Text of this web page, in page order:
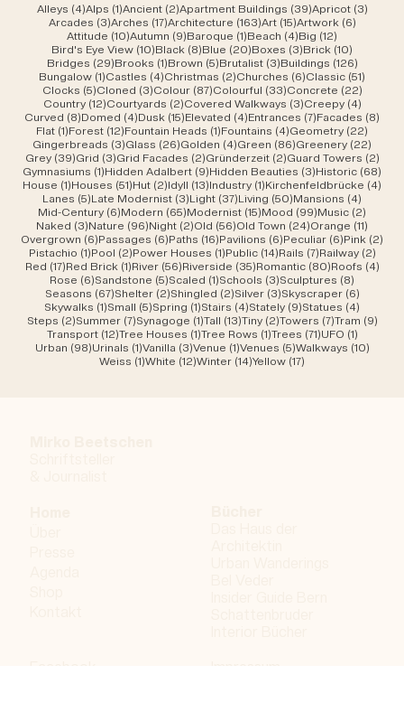
Alleys (4)4 Beiträge
Alps (1)1 Beitrag
Ancient (2)2 Beiträge
Apartment Buildings (39)39 Beiträge
Apricot (3)3
Arcades (3)3 Beiträge
Arches (17)17 Beiträge
Architecture (163)163 Beiträge
Art (15)15 Beiträge
Artwork (6)6
Attitude (10)10 Beiträge
Autumn (9)9 Beiträge
Baroque (1)1 Beitrag
Beach (4)4 Beiträge
Big (12)
Bird's Eye View (10)10 Beiträge
Black (8)8 Beiträge
Blue (20)20 Beiträge
Boxes (3)3 Beiträge
Brick (10)
Bridges (29)29 Beiträge
Brooks (1)1 Beitrag
Brown (5)5 Beiträge
Brutalist (3)3 Beiträge
Buildings (126)126
Bungalow (1)1 Beitrag
Castles (4)4 Beiträge
Christmas (2)2 Beiträge
Churches (6)6 Beiträge
Classic (51)
Clocks (5)5 Beiträge
Cloned (3)3 Beiträge
Colour (87)87 Beiträge
Colourful (33)33 Beiträge
Concrete (22)22
Country (12)12 Beiträge
Courtyards (2)2 Beiträge
Covered Walkways (3)3 Beiträge
Creepy (4)4
Curved (8)8 Beiträge
Domed (4)4 Beiträge
Dusk (15)15 Beiträge
Elevated (4)4 Beiträge
Entrances (7)7 Beiträge
Facades (8)
Flat (1)1 Beitrag
Forest (12)12 Beiträge
Fountain Heads (1)1 Beitrag
Fountains (4)4 Beiträge
Geometry (22)
Gingerbreads (3)3 Beiträge
Glass (26)26 Beiträge
Golden (4)4 Beiträge
Green (86)86 Beiträge
Greenery (22)
Grey (39)39 Beiträge
Grid (3)3 Beiträge
Grid Facades (2)2 Beiträge
Gründerzeit (2)2 Beiträge
Guard Towers (2)2
Gymnasiums (1)1 Beitrag
Hidden Adalbert (9)9 Beiträge
Hidden Beauties (3)3 Beiträge
Historic (68)
House (1)1 Beitrag
Houses (51)51 Beiträge
Hut (2)2 Beiträge
Idyll (13)13 Beiträge
Industry (1)1 Beitrag
Kirchenfeldbrücke (4)
Lanes (5)5 Beiträge
Late Modernist (3)3 Beiträge
Light (37)37 Beiträge
Living (50)50 Beiträge
Mansions (4)
Mid-Century (6)6 Beiträge
Modern (65)65 Beiträge
Modernist (15)15 Beiträge
Mood (99)99 Beiträge
Music (2)
Naked (3)3 Beiträge
Nature (96)96 Beiträge
Night (2)2 Beiträge
Old (56)56 Beiträge
Old Town (24)24 Beiträge
Orange (11)
Overgrown (6)6 Beiträge
Passages (6)6 Beiträge
Paths (16)16 Beiträge
Pavilions (6)6 Beiträge
Peculiar (6)6 Beiträge
Pink (2)
Pistachio (1)1 Beitrag
Pool (2)2 Beiträge
Power Houses (1)1 Beitrag
Public (14)14 Beiträge
Rails (7)7 Beiträge
Railway (2)2
Red (17)17 Beiträge
Red Brick (1)1 Beitrag
River (56)56 Beiträge
Riverside (35)35 Beiträge
Romantic (80)80 Beiträge
Roofs (4)4
Rose (6)6 Beiträge
Sandstone (5)5 Beiträge
Scaled (1)1 Beitrag
Schools (3)3 Beiträge
Sculptures (8)
Seasons (67)67 Beiträge
Shelter (2)2 Beiträge
Shingled (2)2 Beiträge
Silver (3)3 Beiträge
Skyscraper (6)6
Skywalks (1)1 Beitrag
Small (5)5 Beiträge
Spring (1)1 Beitrag
Stairs (4)4 Beiträge
Stately (9)9 Beiträge
Statues (4)
Steps (2)2 Beiträge
Summer (7)7 Beiträge
Synagoge (1)1 Beitrag
Tall (13)13 Beiträge
Tiny (2)2 Beiträge
Towers (7)7 Beiträge
Tram (9)9
Transport (12)12 Beiträge
Tree Houses (1)1 Beitrag
Tree Rows (1)1 Beitrag
Trees (71)71 Beiträge
UFO (1)1 Beitrag
Urban (98)98 Beiträge
Urinals (1)1 Beitrag
Vanilla (3)3 Beiträge
Venue (1)1 Beitrag
Venues (5)5 Beiträge
Walkways (10)10
Weiss (1)1 Beitrag
White (12)12 Beiträge
Winter (14)14 Beiträge
Yellow (17)
Impressum
Facebook